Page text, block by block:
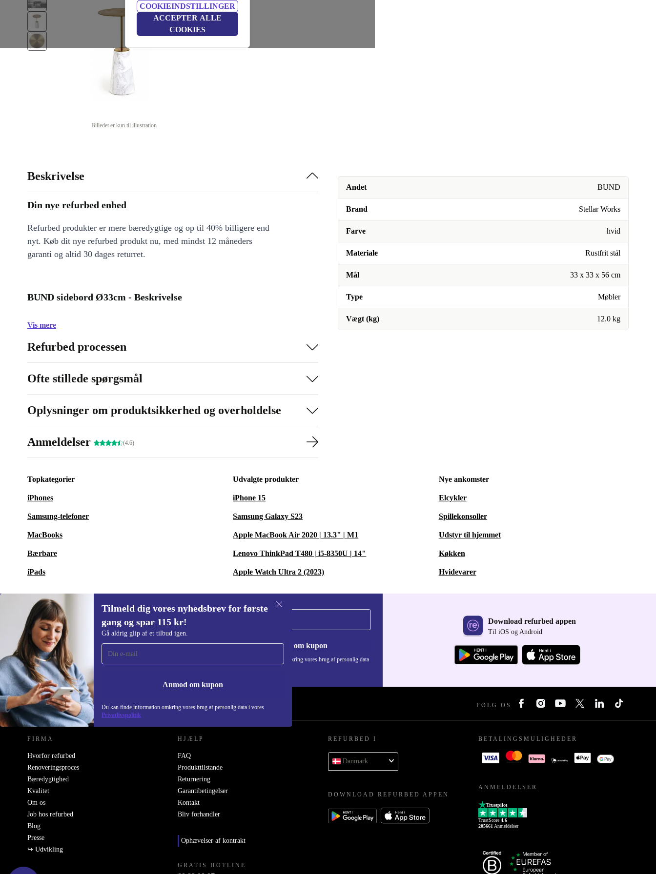
COOKIEINDSTILLINGER
ACCEPTER ALLE
COOKIES
Billedet er kun til illustration
Andet BUND
Brand Stellar Works
Farve hvid
Materiale Rustfrit stål
Mål 33 x 33 x 56 cm
Type Møbler
Vægt (kg) 12.0 kg
Beskrivelse
Din nye refurbed enhed
Refurbed produkter er mere bæredygtige og op til 40% billigere end
nyt. Køb dit nye refurbed produkt nu, med mindst 12 måneders
garanti og altid 30 dages returret.
BUND sidebord Ø33cm - Beskrivelse
Vis mere
Refurbed processen
Ofte stillede spørgsmål
Oplysninger om produktsikkerhed og overholdelse
Anmeldelser (4.6)
Topkategorier
iPhones
Samsung-telefoner
MacBooks
Bærbare
iPads
Udvalgte produkter
iPhone 15
Samsung Galaxy S23
Apple MacBook Air 2020 | 13.3" | M1
Lenovo ThinkPad T480 | i5-8350U | 14"
Apple Watch Ultra 2 (2023)
Nye ankomster
Elcykler
Spillekonsoller
Udstyr til hjemmet
Køkken
Hvidevarer
Tilmeld dig vores nyhedsbrev for første
gang og spar 115 kr!
Gå aldrig glip af et tilbud igen.
Anmod om kupon
Du kan finde information omkring vores brug af personlig data i vores
Privatlivspolitik
Tilmeld dig vores nyhedsbrev for første
gang og spar 115 kr!
Gå aldrig glip af et tilbud igen.
Anmod om kupon
Du kan finde information omkring vores brug af personlig data
Download refurbed appen
Til iOS og Android
REFURBED DANMARK - RETHINK NEW. FØLG OS
FIRMA
Hvorfor refurbed
Renoveringsproces
Bæredygtighed
Kvalitet
Om os
Job hos refurbed
Blog
Presse
↪ Udvikling
HJÆLP
FAQ
Produkttilstande
Returnering
Garantibetingelser
Kontakt
Bliv forhandler
Ophævelser af kontrakt
GRATIS HOTLINE
REFURBED I
Danmark
DOWNLOAD REFURBED APPEN
BETALINGSMULIGHEDER
ANMELDELSER
Trustpilot
TrustScore 4.6
205661 Anmeldelser